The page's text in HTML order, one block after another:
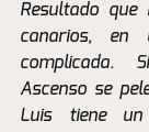
Resultado
canarios, en
complicada.
Ascenso se
Luis tiene